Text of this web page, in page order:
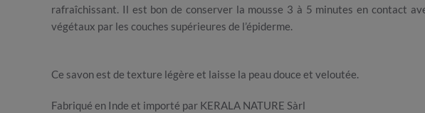
rafraîchissant. Il est bon de conserver la mousse 3 à 5 minutes en contact
végétaux par les couches supérieures de l’épiderme.
Ce savon est de texture légère et laisse la peau douce et veloutée.
Fabriqué en Inde et importé par KERALA NATURE Sàrl